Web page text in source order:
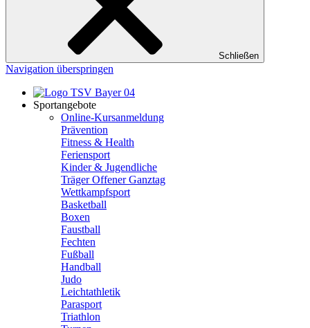
Schließen
Navigation überspringen
Sportangebote
Online-Kursanmeldung
Prävention
Fitness & Health
Feriensport
Kinder & Jugendliche
Träger Offener Ganztag
Wettkampfsport
Basketball
Boxen
Faustball
Fechten
Fußball
Handball
Judo
Leichtathletik
Parasport
Triathlon